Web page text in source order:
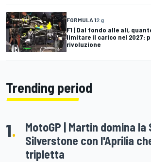
FORMULA 12 g
F1 | Dal fondo alle ali,
limitare il carico nel 2027:
rivoluzione
Trending period
1.
MotoGP | Martin domina la
Silverstone con l'Aprilia
tripletta